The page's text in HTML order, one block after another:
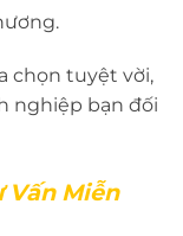
chọn tuyệt vời,
nghiệp bạn đối
Vấn Miễn